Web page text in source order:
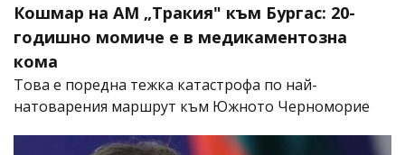
Кошмар на АМ „Тракия" към Бургас: 20-
годишно момиче е в медикаментозна
кома
Това е поредна тежка катастрофа по най-
натоварения маршрут към Южното Черноморие